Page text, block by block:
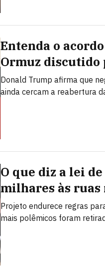
Entenda o
Ormuz discutido
Donald Trump afirma que
ainda cercam a reabertura
O que diz a lei
milhares às
Projeto endurece regras
mais polêmicos foram